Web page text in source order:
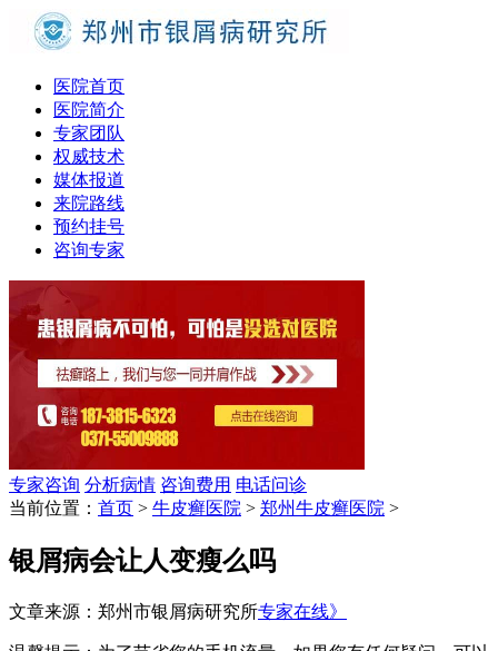
医院首页
医院简介
专家团队
权威技术
媒体报道
来院路线
预约挂号
咨询专家
专家咨询 分析病情 咨询费用 电话问诊
当前位置： 首页 > 牛皮癣医院 > 郑州牛皮癣医院 >
银屑病会让人变瘦么吗
文章来源：郑州市银屑病研究所专家在线》